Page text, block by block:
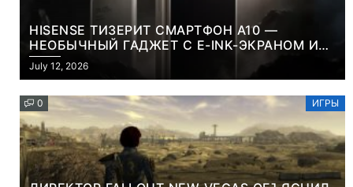
HISENSE ТИЗЕРИТ СМАРТФОН A10 —
НЕОБЫЧНЫЙ ГАДЖЕТ С E-INK-ЭКРАНОМ И
СЪЕМНОЙ LCD-ПАНЕЛЬЮ ДЛЯ ЦВЕТНОГО
КОНТЕНТА И СОЦСЕТЕЙ
July 12, 2026
0 ИГРЫ